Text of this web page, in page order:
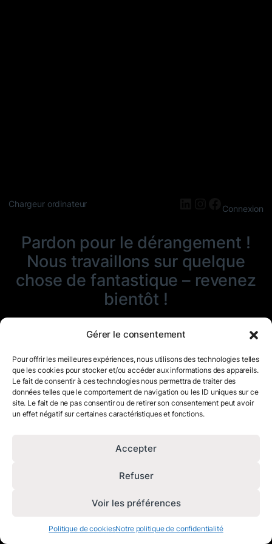
Gérer le consentement
Pour offrir les meilleures expériences, nous utilisons des technologies telles
que les cookies pour stocker et/ou accéder aux informations des appareils.
Le fait de consentir à ces technologies nous permettra de traiter des
données telles que le comportement de navigation ou les ID uniques sur ce
site. Le fait de ne pas consentir ou de retirer son consentement peut avoir
un effet négatif sur certaines caractéristiques et fonctions.
Accepter
Refuser
Voir les préférences
Politique de cookiesNotre politique de confidentialité
Chargeur ordinateur LinkedIn
Instagram
Connexion
Pardon pour le dérangement !
Nous travaillons sur quelque
chose de fantastique – revenez
bientôt !